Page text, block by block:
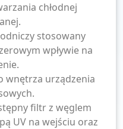
chłodnej
stosowany
wpływie na
wnętrza urządzenia
filtr z węglem
UV na wejściu oraz